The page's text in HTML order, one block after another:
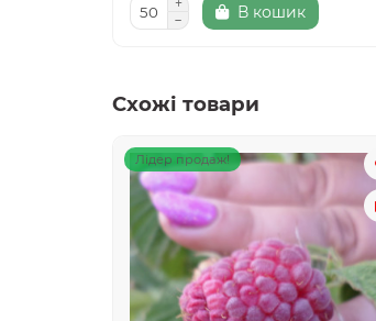
В кошик
Схожі товари
Лідер продаж!